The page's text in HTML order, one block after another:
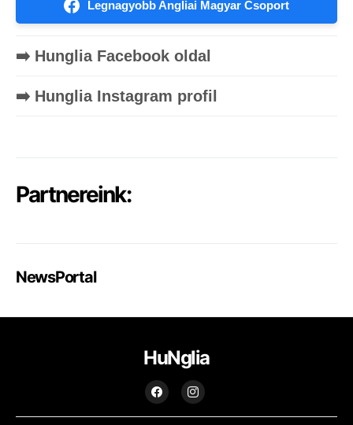
Legnagyobb Angliai Magyar Csoport
➡️ Hunglia Facebook oldal
➡️ Hunglia Instagram profil
Partnereink:
NewsPortal
HuNglia